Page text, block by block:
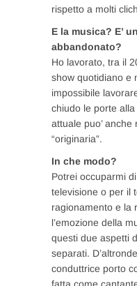
rispetto a molti
E la musica? E’
abbandonato?
Ho lavorato, tra il
show quotidiano e
impossibile
chiudo le porte alla
attuale puo’
“originaria”.
In che modo?
Potrei occuparmi
televisione o per il
ragionamento e la
l’emozione della
questi due aspetti
separati.
conduttrice porto